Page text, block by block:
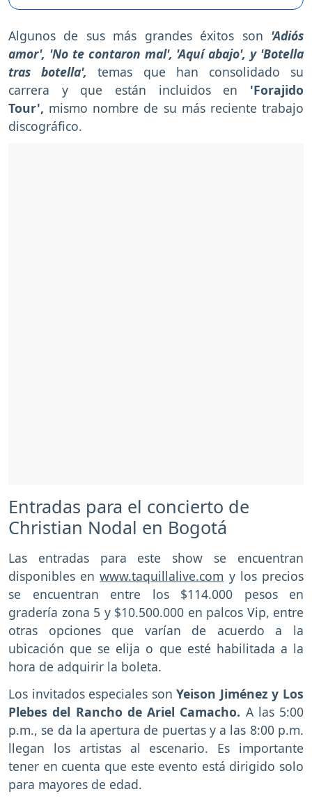
Algunos de sus más grandes éxitos son 'Adiós
amor', 'No te contaron mal', 'Aquí abajo', y 'Botella
tras botella', temas que han consolidado su
carrera y que están incluidos en 'Forajido
Tour', mismo nombre de su más reciente trabajo
discográfico.
Entradas para el concierto de
Christian Nodal en Bogotá
Las entradas para este show se encuentran
disponibles enwww.taquillalive.com y los precios
se encuentran entre los $114.000 pesos en
gradería zona 5 y $10.500.000 en palcos Vip, entre
otras opciones que varían de acuerdo a la
ubicación que se elija o que esté habilitada a la
hora de adquirir la boleta.
Los invitados especiales son Yeison Jiménez y Los
Plebes del Rancho de Ariel Camacho. A las 5:00
p.m., se da la apertura de puertas y a las 8:00 p.m.
llegan los artistas al escenario. Es importante
tener en cuenta que este evento está dirigido solo
para mayores de edad.